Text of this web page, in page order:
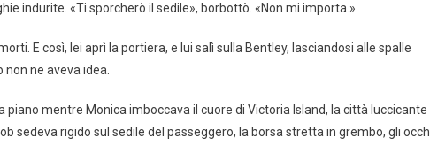
indurite. «Ti sporcherò il sedile», borbottò. «Non mi importa.»
E così, lei aprì la portiera, e lui salì sulla Bentley, lasciandosi alle spalle
non ne aveva idea.
mentre Monica imboccava il cuore di Victoria Island, la città luccicante
sedeva rigido sul sedile del passeggero, la borsa stretta in grembo, gli